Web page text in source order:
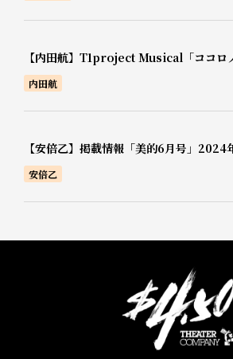
【内田航】T1project Musical「ココロ
内田航
【安倍乙】掲載情報「美的6月号」
安倍乙